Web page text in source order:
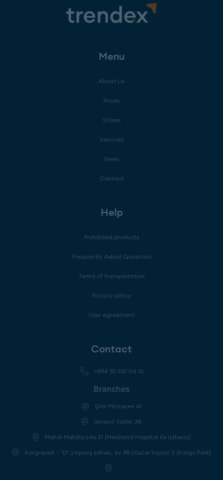
Menu
About Us
Prices
Stores
Services
News
Contact
Help
Prohibited products
Frequently Asked Questions
Terms of transportation
Privacy policy
User agreement
Contact
+994 55 310 04 10
Branches
Şirin Mirzəyev 61
İsmayıl Talıblı 38
Mehdi Mehdizadə 21 (Mediland Hospital ilə üzbəüz)
Kargopark - "D" yaşayış sahəsi, ev 9B (Xəzər İnşaat 1) (Kargo Park)